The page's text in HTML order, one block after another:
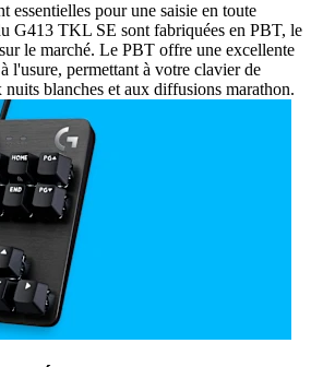
essentielles pour une saisie en toute
G413 TKL SE sont fabriquées en PBT, le
le marché. Le PBT offre une excellente
l'usure, permettant à votre clavier de
blanches et aux diffusions marathon.